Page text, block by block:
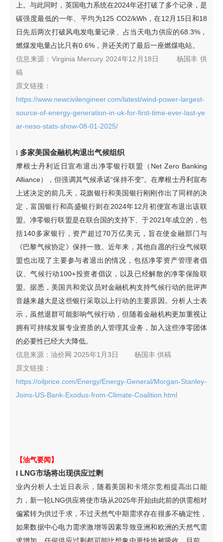
上。与此同时，英国电力系统在2024年还打破了多个记录，是
碳强度最低的一年、平均为125 CO2/kWh，在12月15日和18
日先后两次打破风电发电量记录、占当天电力供应的68.3%，
燃煤发电量占比只有0.6%，并还关闭了最后一座燃煤电站。
信息来源： Virginia Mercury 2024年12月18日 杨国丰 供
稿
原文链接：
https://www.newcivilengineer.com/latest/wind-power-largest-
source-of-energy-generation-in-uk-for-first-time-ever-last-ye
ar-neso-stats-show-08-01-2025/
l 多家美国金融机构退出气候组织
摩根士丹利近日宣布退出净零银行联盟（Net Zero Banking
Alliance），但强调其气候承诺“保持不变”。在摩根士丹利宣布
上述决定的前几天，花旗银行和美国银行刚刚作出了同样的决
定，富国银行和高盛银行则在2024年12月初便宣布退出该联
盟。净零银行联盟是在联合国的支持下、于2021年成立的，包
括140多家银行，资产超过70万亿美元，旨在使金融部门与
《巴黎气候协定》保持一致。近年来，其他自愿的行业气候联
盟也出现了主要参与者退出的情况，包括净零资产管理者倡
议、气候行动100+投资者倡议，以及已经解散的净零保险联
盟。据悉，美国共和党议员对金融机构支持气候行动的批评声
音越来越大是这些银行采取以上行动的主要原因。分析人士表
示，虽然退群可能影响气候行动，但随着金融机构更加重视让
拥有可持续发展专业资质的人管理其业务，加入这些净零团体
的必要性已经大大降低。
信息来源： 油价网 2025年1月3日 杨国丰 供稿
原文链接：
https://oilprice.com/Energy/Energy-General/Morgan-Stanley-
Joins-US-Bank-Exodus-from-Climate-Coalition.html
【油气要闻】
l LNG市场将出现供应过剩
业内分析人士近日表示，随着美国和卡塔尔竞相提高出口能
力，新一轮LNG供应将使市场从2025年开始由此前的供需相对
偏紧转为供过于求，不过天然气中期需求存在很多不确定性，
如果数据中心电力需求激增等因素导致亚洲和欧洲的天然气需